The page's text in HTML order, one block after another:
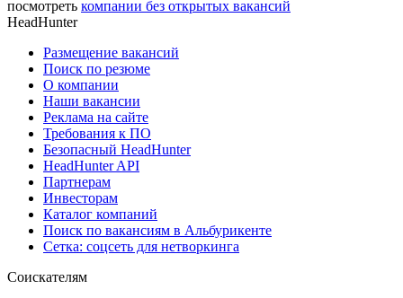
посмотреть компании без открытых вакансий
HeadHunter
Размещение вакансий
Поиск по резюме
О компании
Наши вакансии
Реклама на сайте
Требования к ПО
Безопасный HeadHunter
HeadHunter API
Партнерам
Инвесторам
Каталог компаний
Поиск по вакансиям в Альбурикенте
Сетка: соцсеть для нетворкинга
Соискателям